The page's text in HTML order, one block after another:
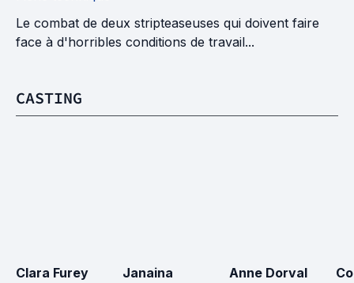
Le combat de deux stripteaseuses qui doivent faire
face à d'horribles conditions de travail...
CASTING
Clara Furey
Janaina
Anne Dorval